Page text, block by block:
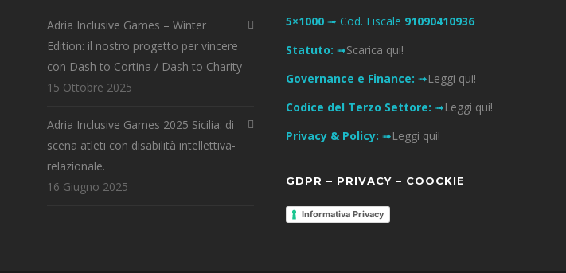
Adria Inclusive Games – Winter
Edition: il nostro progetto per vincere
con Dash to Cortina / Dash to Charity
15 Ottobre 2025
Adria Inclusive Games 2025 Sicilia: di
scena atleti con disabilità intellettiva-
relazionale.
16 Giugno 2025
5×1000 ➟ Cod. Fiscale 91090410936
Statuto: ➟Scarica qui!
Governance e Finance: ➟Leggi qui!
Codice del Terzo Settore: ➟Leggi qui!
Privacy & Policy: ➟Leggi qui!
GDPR – PRIVACY – COOCKIE
Informativa Privacy